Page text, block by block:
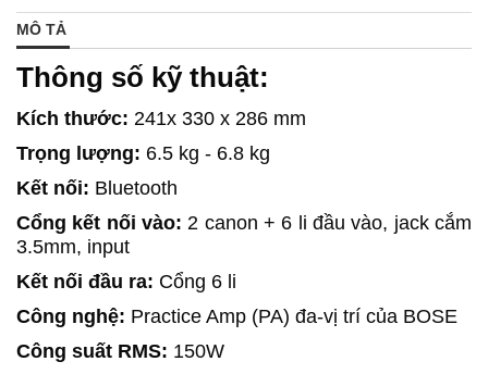
MÔ TẢ
Thông số kỹ thuật:
Kích thước: 241x 330 x 286 mm
Trọng lượng: 6.5 kg - 6.8 kg
Kết nối: Bluetooth
Cổng kết nối vào:2 canon + 6 li đầu vào, jack cắm
3.5mm, input
Kết nối đầu ra: Cổng 6 li
Công nghệ: Practice Amp (PA) đa-vị trí của BOSE
Công suất RMS: 150W